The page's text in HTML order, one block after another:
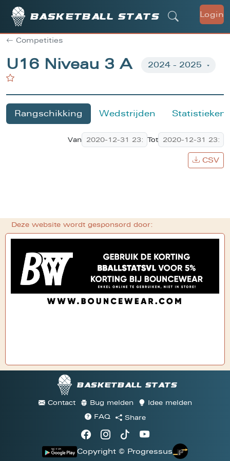
Basketball stats Login
Competities
U16 Niveau 3 A
Rangschikking Wedstrijden Statistieken
Van Tot
CSV
Deze website wordt gesponsord door:
Basketball stats
Contact Bug melden
Idee melden
FAQ
Share
Copyright © Progressus